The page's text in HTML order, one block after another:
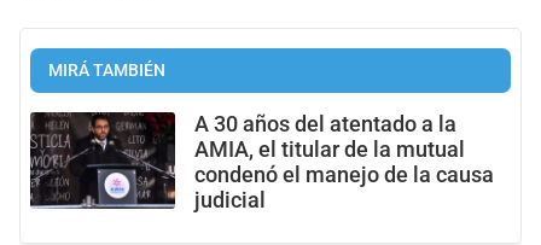
MIRÁ TAMBIÉN
A 30 años del atentado a la
AMIA, el titular de la mutual
condenó el manejo de la causa
judicial